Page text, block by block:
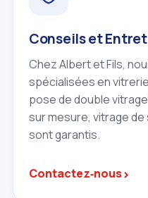
Conseils et
Chez Albert et Fils,
spécialisées en
pose de double
sur mesure, vitrage
sont garantis.
Contactez‑nous›